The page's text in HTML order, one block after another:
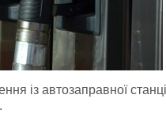
із автозаправної